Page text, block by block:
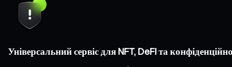
Універсальний сервіс для NFT, DeFi та